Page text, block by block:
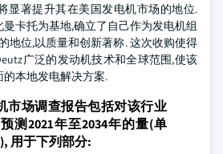
显著提升其在美国发电机市场的地位.
卡托为基地,确立了自己作为发电机组
地位,以质量和创新著称. 这次收购使得
广泛的发动机技术和全球范围,使该
本地发电解决方案.
市场调查报告包括对该行业
测2021年至2034年的量(单
用于下列部分: